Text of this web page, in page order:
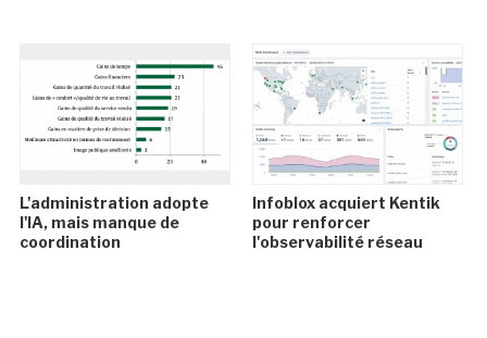
L'administration adopte
l'IA, mais manque de
coordination
Infoblox acquiert Kentik
pour renforcer
l'observabilité réseau